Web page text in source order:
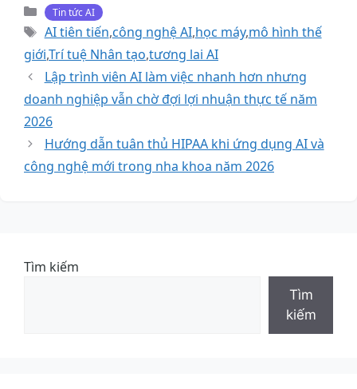
Danh
mục
Tin tức AI
Thẻ
AI tiên tiến,công nghệ AI,học máy,mô hình thế
giới,Trí tuệ Nhân tạo,tương lai AI
Lập trình viên AI làm việc nhanh hơn nhưng
doanh nghiệp vẫn chờ đợi lợi nhuận thực tế năm
2026
Hướng dẫn tuân thủ HIPAA khi ứng dụng AI và
công nghệ mới trong nha khoa năm 2026
Tìm kiếm
Tìm
kiếm